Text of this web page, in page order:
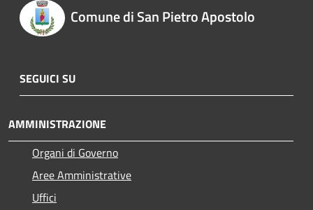
Comune di San Pietro Apostolo
SEGUICI SU
AMMINISTRAZIONE
Organi di Governo
Aree Amministrative
Uffici